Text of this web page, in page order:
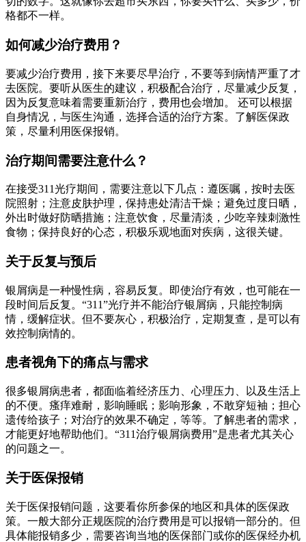
格都不一样。
如何减少治疗费用？
要减少治疗费用，接下来要尽早治疗，不要等到病情严重了才
去医院。要听从医生的建议，积极配合治疗，尽量减少反复，
因为反复意味着需要重新治疗，费用也会增加。 还可以根据
自身情况，与医生沟通，选择合适的治疗方案。了解医保政
策，尽量利用医保报销。
治疗期间需要注意什么？
在接受311光疗期间，需要注意以下几点：遵医嘱，按时去医
院照射；注意皮肤护理，保持患处清洁干燥；避免过度日晒，
外出时做好防晒措施；注意饮食，尽量清淡，少吃辛辣刺激性
食物；保持良好的心态，积极乐观地面对疾病，这很关键。
关于反复与预后
银屑病是一种慢性病，容易反复。即使治疗有效，也可能在一
段时间后反复。“311”光疗并不能治疗银屑病，只能控制病
情，缓解症状。但不要灰心，积极治疗，定期复查，是可以有
效控制病情的。
患者视角下的痛点与需求
很多银屑病患者，都面临着经济压力、心理压力、以及生活上
的不便。瘙痒难耐，影响睡眠；影响形象，不敢穿短袖；担心
遗传给孩子；对治疗的效果不确定，等等。了解患者的需求，
才能更好地帮助他们。“311治疗银屑病费用”是患者尤其关心
的问题之一。
关于医保报销
关于医保报销问题，这要看你所参保的地区和具体的医保政
策。一般大部分正规医院的治疗费用是可以报销一部分的。但
具体能报销多少，需要咨询当地的医保部门或你的医保经办机